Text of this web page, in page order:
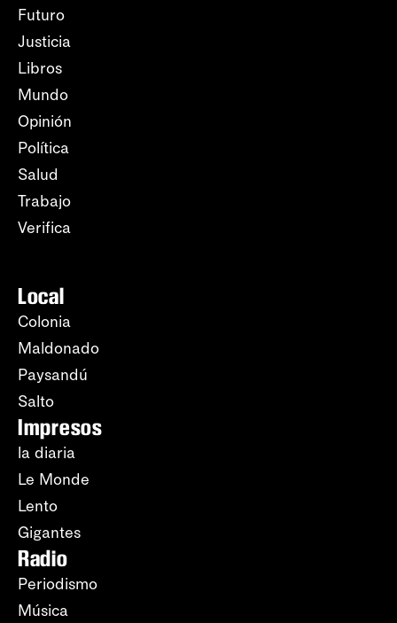
Futuro
Justicia
Libros
Mundo
Opinión
Política
Salud
Trabajo
Verifica
Local
Colonia
Maldonado
Paysandú
Salto
Impresos
la diaria
Le Monde
Lento
Gigantes
Radio
Periodismo
Música